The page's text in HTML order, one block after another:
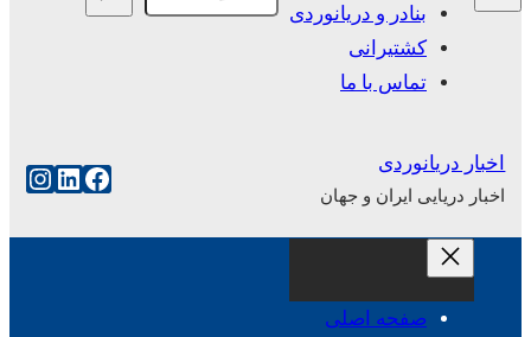
بنادر و دریانوردی
کشتیرانی
تماس با ما
اخبار دریانوردی
اخبار دریایی ایران و جهان
فیس‌بوک
صفحه اصلی